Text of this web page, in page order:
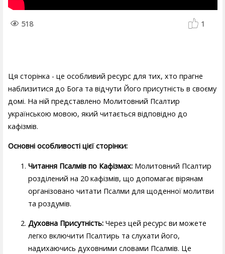
518 1
Ця сторінка - це особливий ресурс для тих, хто прагне
наблизитися до Бога та відчути Його присутність в своєму
домі. На ній представлено Молитовний Псалтир
українською мовою, який читається відповідно до
кафізмів.
Основні особливості цієї сторінки:
Читання Псалмів по Кафізмах: Молитовний Псалтир
розділений на 20 кафізмів, що допомагає вірянам
організовано читати Псалми для щоденної молитви
та роздумів.
Духовна Присутність: Через цей ресурс ви можете
легко включити Псалтирь та слухати його,
надихаючись духовними словами Псалмів. Це